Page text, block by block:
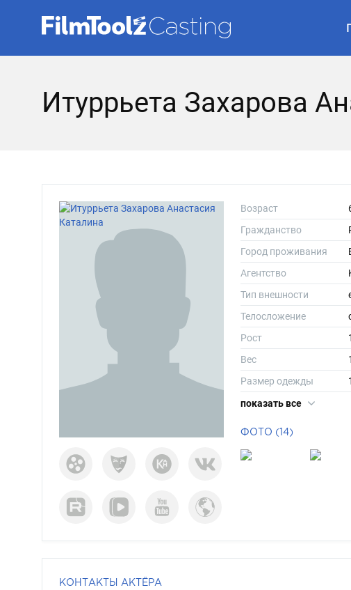
Итуррьета Захарова
Возраст
Гражданство
Город проживания
Агентство
Тип внешности
Телосложение
Рост
Вес
Размер одежды
Размер обуви
показать все
ФОТО (14)
КОНТАКТЫ АКТЁРА